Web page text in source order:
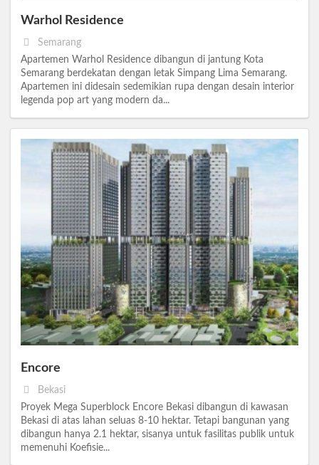
Warhol Residence
Semarang
Apartemen Warhol Residence dibangun di jantung Kota
Semarang berdekatan dengan letak Simpang Lima Semarang.
Apartemen ini didesain sedemikian rupa dengan desain interior
legenda pop art yang modern da...
Encore
Bekasi
Proyek Mega Superblock Encore Bekasi dibangun di kawasan
Bekasi di atas lahan seluas 8-10 hektar. Tetapi bangunan yang
dibangun hanya 2.1 hektar, sisanya untuk fasilitas publik untuk
memenuhi Koefisie...